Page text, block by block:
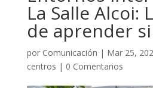
La Salle Alcoi:
de aprender
por Comunicación | Mar 25,
centros | 0 Comentarios